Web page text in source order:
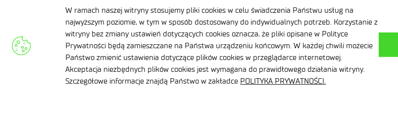
W ramach naszej witryny stosujemy pliki cookies w celu świadczenia Państwu usług na
najwyższym poziomie, w tym w sposób dostosowany do indywidualnych potrzeb. Korzystanie z
witryny bez zmiany ustawień dotyczących cookies oznacza, że pliki opisane w Polityce
Prywatności będą zamieszczane na Państwa urządzeniu końcowym. W każdej chwili możecie
Państwo zmienić ustawienia dotyczące plików cookies w przeglądarce internetowej.
Akceptacja niezbędnych plików cookies jest wymagana do prawidłowego działania witryny.
Szczegółowe informacje znajdą Państwo w zakładce POLITYKA PRYWATNOŚCI.
2026-07-30 3 MIN
Racing. Wspieramy rozwój elektrycznych
bolidów Formula Student